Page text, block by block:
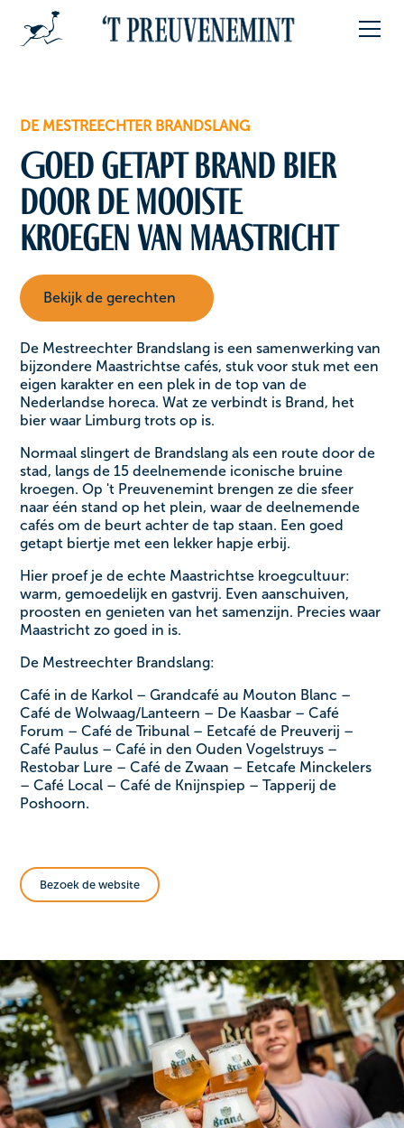
DE MESTREECHTER BRANDSLANG
Goed getapt Brand bier
door de mooiste
kroegen van Maastricht
Bekijk de gerechten
De Mestreechter Brandslang is een samenwerking van
bijzondere Maastrichtse cafés, stuk voor stuk met een
eigen karakter en een plek in de top van de
Nederlandse horeca. Wat ze verbindt is Brand, het
bier waar Limburg trots op is.
Normaal slingert de Brandslang als een route door de
stad, langs de 15 deelnemende iconische bruine
kroegen. Op 't Preuvenemint brengen ze die sfeer
naar één stand op het plein, waar de deelnemende
cafés om de beurt achter de tap staan. Een goed
getapt biertje met een lekker hapje erbij.
Hier proef je de echte Maastrichtse kroegcultuur:
warm, gemoedelijk en gastvrij. Even aanschuiven,
proosten en genieten van het samenzijn. Precies waar
Maastricht zo goed in is.
De Mestreechter Brandslang:
Café in de Karkol – Grandcafé au Mouton Blanc –
Café de Wolwaag/Lanteern – De Kaasbar – Café
Forum – Café de Tribunal – Eetcafé de Preuverij –
Café Paulus – Café in den Ouden Vogelstruys –
Restobar Lure – Café de Zwaan – Eetcafe Minckelers
– Café Local – Café de Knijnspiep – Tapperij de
Poshoorn.
Bezoek de website